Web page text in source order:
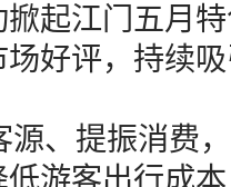
起江门五月
好评，持续
、提振消费
游客出行成